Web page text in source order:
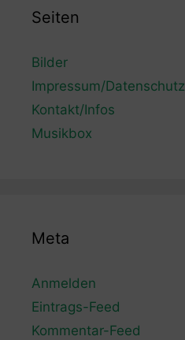
Seiten
Bilder
Impressum/Datenschutz
Kontakt/Infos
Musikbox
Meta
Anmelden
Eintrags-Feed
Kommentar-Feed